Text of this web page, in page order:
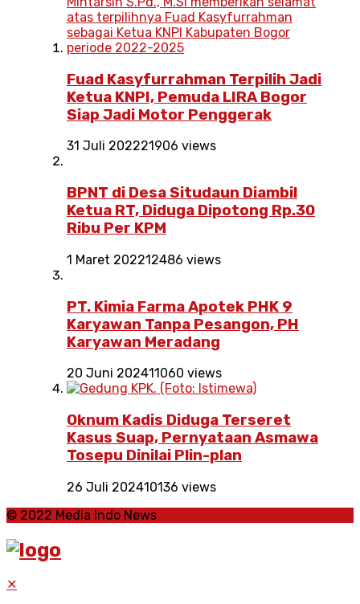
Fuad Kasyfurrahman Terpilih Jadi
Ketua KNPI, Pemuda LIRA Bogor
Siap Jadi Motor Penggerak
31 Juli 202221906 views
BPNT di Desa Situdaun Diambil
Ketua RT, Diduga Dipotong Rp.30
Ribu Per KPM
1 Maret 202212486 views
PT. Kimia Farma Apotek PHK 9
Karyawan Tanpa Pesangon, PH
Karyawan Meradang
20 Juni 202411060 views
Oknum Kadis Diduga Terseret
Kasus Suap, Pernyataan Asmawa
Tosepu Dinilai Plin-plan
26 Juli 202410136 views
© 2022 Media Indo News
✕